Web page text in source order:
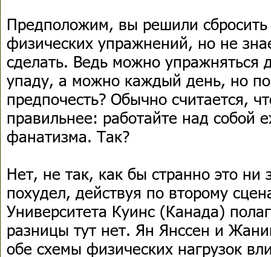
Предположим, вы решили
физических упражнений, но не
сделать. Ведь можно упражняться
упаду, а можно каждый день, но по
предпочесть? Обычно считается,
правильнее: работайте над собой
фанатизма. Так?
Нет, не так, как бы странно это ни
похудел, действуя по второму
Университета Куинс (Канада)
разницы тут нет. Ян Янссен и
обе схемы физических нагрузок